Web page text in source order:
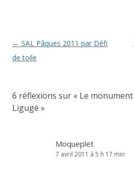
Navigation
des
← SAL Pâques 2011 par Défi
de toile
6 réflexions sur « Le
Ligugé »
Moqueplet
7 avril 2011 à 5 h 17 min